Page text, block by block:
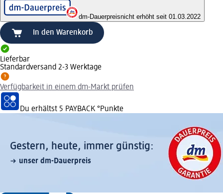
dm-Dauerpreisnicht erhöht seit 01.03.2022
In den Warenkorb
Lieferbar
Standardversand 2-3 Werktage
Verfügbarkeit in einem dm-Markt prüfen
Du erhältst 5 PAYBACK °Punkte
Gestern, heute, immer günstig:
unser dm-Dauerpreis